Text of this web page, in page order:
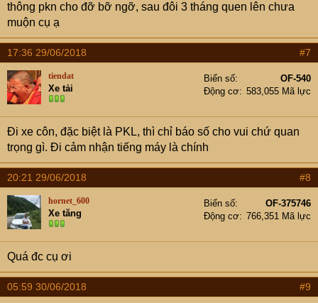
thông pkn cho đỡ bỡ ngỡ, sau đôi 3 tháng quen lên chưa
muộn cụ ạ
17:36 29/06/2018 #7
tiendat
Xe tải
Biển số
OF-540
Động cơ
583,055 Mã lực
Đi xe côn, đặc biệt là PKL, thì chỉ báo số cho vui chứ quan
trọng gì. Đi cảm nhận tiếng máy là chính
20:21 29/06/2018 #8
hornet_600
Xe tăng
Biển số
OF-375746
Động cơ
766,351 Mã lực
Quá đc cụ ơi
05:59 30/06/2018 #9